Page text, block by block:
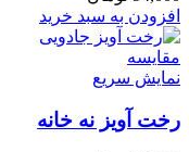
افزودن به سبد خرید
مقايسه
نمایش سریع
رخت آویز نه خانه